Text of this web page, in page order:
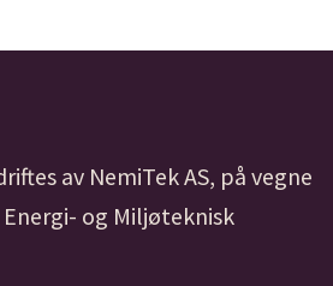
av NemiTek AS, på vegne
Energi- og Miljøteknisk